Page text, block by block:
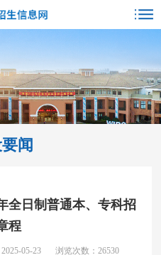
闻
全日制普通本、专科招
程
05-23 浏览次数：26530